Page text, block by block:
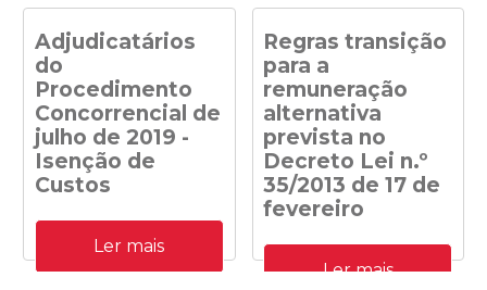
Adjudicatários
do
Procedimento
Concorrencial de
julho de 2019 -
Isenção de
Custos
Adjudicatários do
Procedimento
Concorrencial de julho de
Ler mais
Regras transição
para a
remuneração
alternativa
prevista no
Decreto Lei n.º
35/2013 de 17 de
fevereiro
Despacho n.º
41/DGEG/2020: Regras
Ler mais